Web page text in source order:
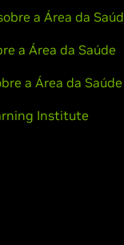
a Área da
a Área da Saúde
a Área da Saúde
Institute